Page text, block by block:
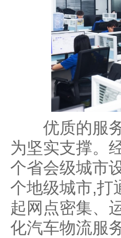
优质的服务
为坚实支撑。
个省会级城市
个地级城市,打
起网点密集、
化汽车物流服